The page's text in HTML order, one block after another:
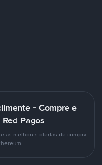
- Compre e
Pagos
as melhores ofertas de compra